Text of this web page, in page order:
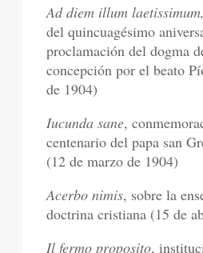
Ad diem illum laetissimum,
del quincuagésimo
proclamación del dogma
concepción por el beato
de 1904)
Iucunda sane,
centenario del papa san
(12 de marzo de 1904)
Acerbo nimis, sobre la
doctrina cristiana (15 de
Il fermo proposito,